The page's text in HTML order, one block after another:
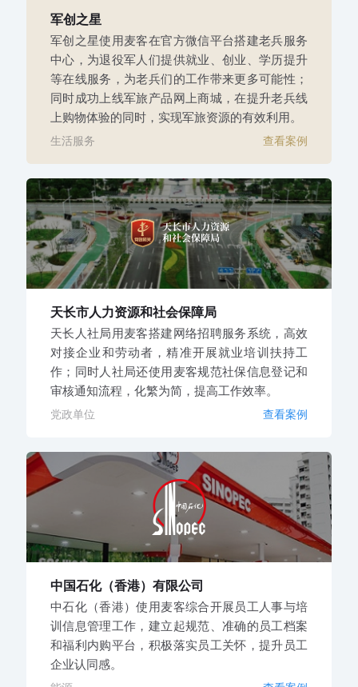
军创之星
军创之星使用麦客在官方微信平台搭建老兵服务
中心，为退役军人们提供就业、创业、学历提升
等在线服务，为老兵们的工作带来更多可能性；
同时成功上线军旅产品网上商城，在提升老兵线
上购物体验的同时，实现军旅资源的有效利用。
生活服务 查看案例
天长市人力资源和社会保障局
天长人社局用麦客搭建网络招聘服务系统，高效
对接企业和劳动者，精准开展就业培训扶持工
作；同时人社局还使用麦客规范社保信息登记和
审核通知流程，化繁为简，提高工作效率。
党政单位 查看案例
中国石化（香港）有限公司
中石化（香港）使用麦客综合开展员工人事与培
训信息管理工作，建立起规范、准确的员工档案
和福利内购平台，积极落实员工关怀，提升员工
企业认同感。